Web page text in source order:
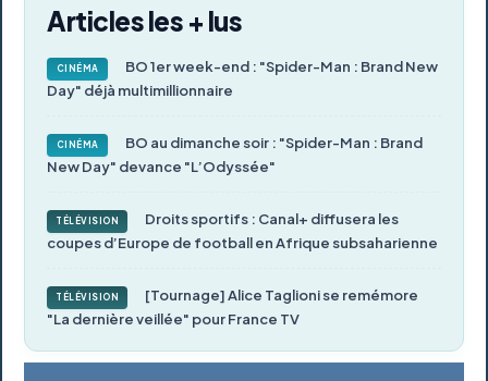
Articles les + lus
CINÉMA
BO 1er week-end : "Spider-Man : Brand New
Day" déjà multimillionnaire
CINÉMA
BO au dimanche soir : "Spider-Man : Brand
New Day" devance "L’Odyssée"
TÉLÉVISION
Droits sportifs : Canal+ diffusera les
coupes d’Europe de football en Afrique subsaharienne
TÉLÉVISION
[Tournage] Alice Taglioni se remémore
"La dernière veillée" pour France TV